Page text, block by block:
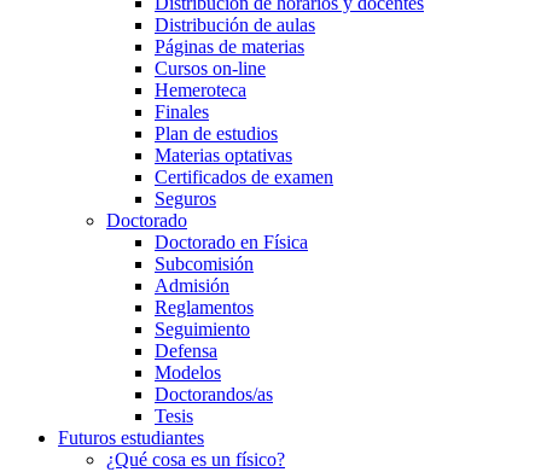
Distribución de aulas
Páginas de materias
Cursos on-line
Hemeroteca
Finales
Plan de estudios
Materias optativas
Certificados de examen
Seguros
Doctorado
Doctorado en Física
Subcomisión
Admisión
Reglamentos
Seguimiento
Defensa
Modelos
Doctorandos/as
Tesis
Futuros estudiantes
¿Qué cosa es un físico?